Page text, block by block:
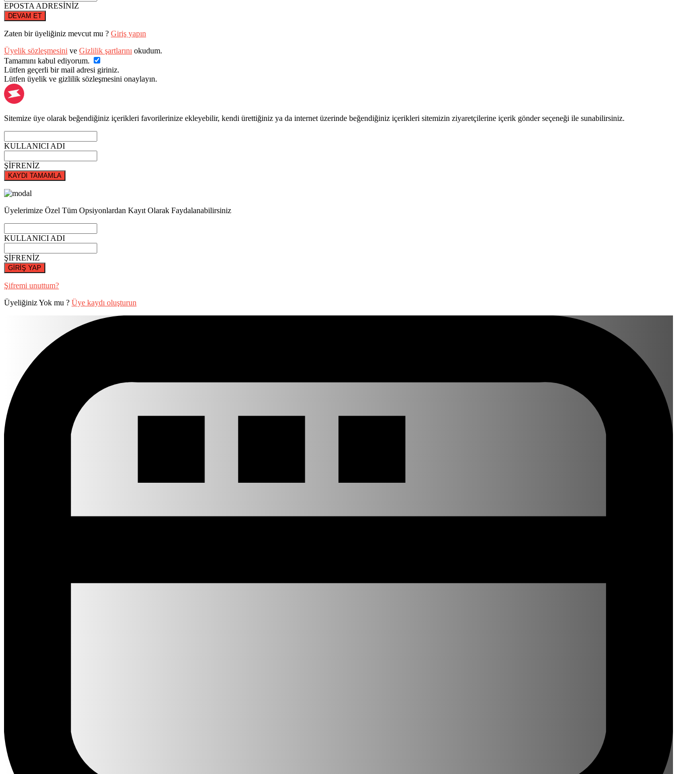
EPOSTA ADRESİNİZ
DEVAM ET
Zaten bir üyeliğiniz mevcut mu ? Giriş yapın
Üyelik sözleşmesini ve Gizlilik şartlarını okudum.
Tamamını kabul ediyorum.
Lütfen geçerli bir mail adresi giriniz.
Lütfen üyelik ve gizlilik sözleşmesini onaylayın.
Sitemize üye olarak beğendiğiniz içerikleri favorilerinize ekleyebilir, kendi ürettiğiniz ya da internet üzerinde beğendiğiniz içerikleri sitemizin ziyaretçilerine içerik gönder seçeneği ile sunabilirsiniz.
KULLANICI ADI
ŞİFRENİZ
KAYDI TAMAMLA
Üyelerimize Özel Tüm Opsiyonlardan Kayıt Olarak Faydalanabilirsiniz
KULLANICI ADI
ŞİFRENİZ
GİRİŞ YAP
Şifremi unuttum?
Üyeliğiniz Yok mu ? Üye kaydı oluşturun